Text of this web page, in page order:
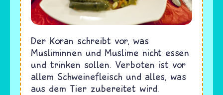
Der Koran schreibt vor, was
Musliminnen und Muslime nicht essen
und trinken sollen. Verboten ist vor
allem Schweinefleisch und alles, was
aus dem Tier zubereitet wird.